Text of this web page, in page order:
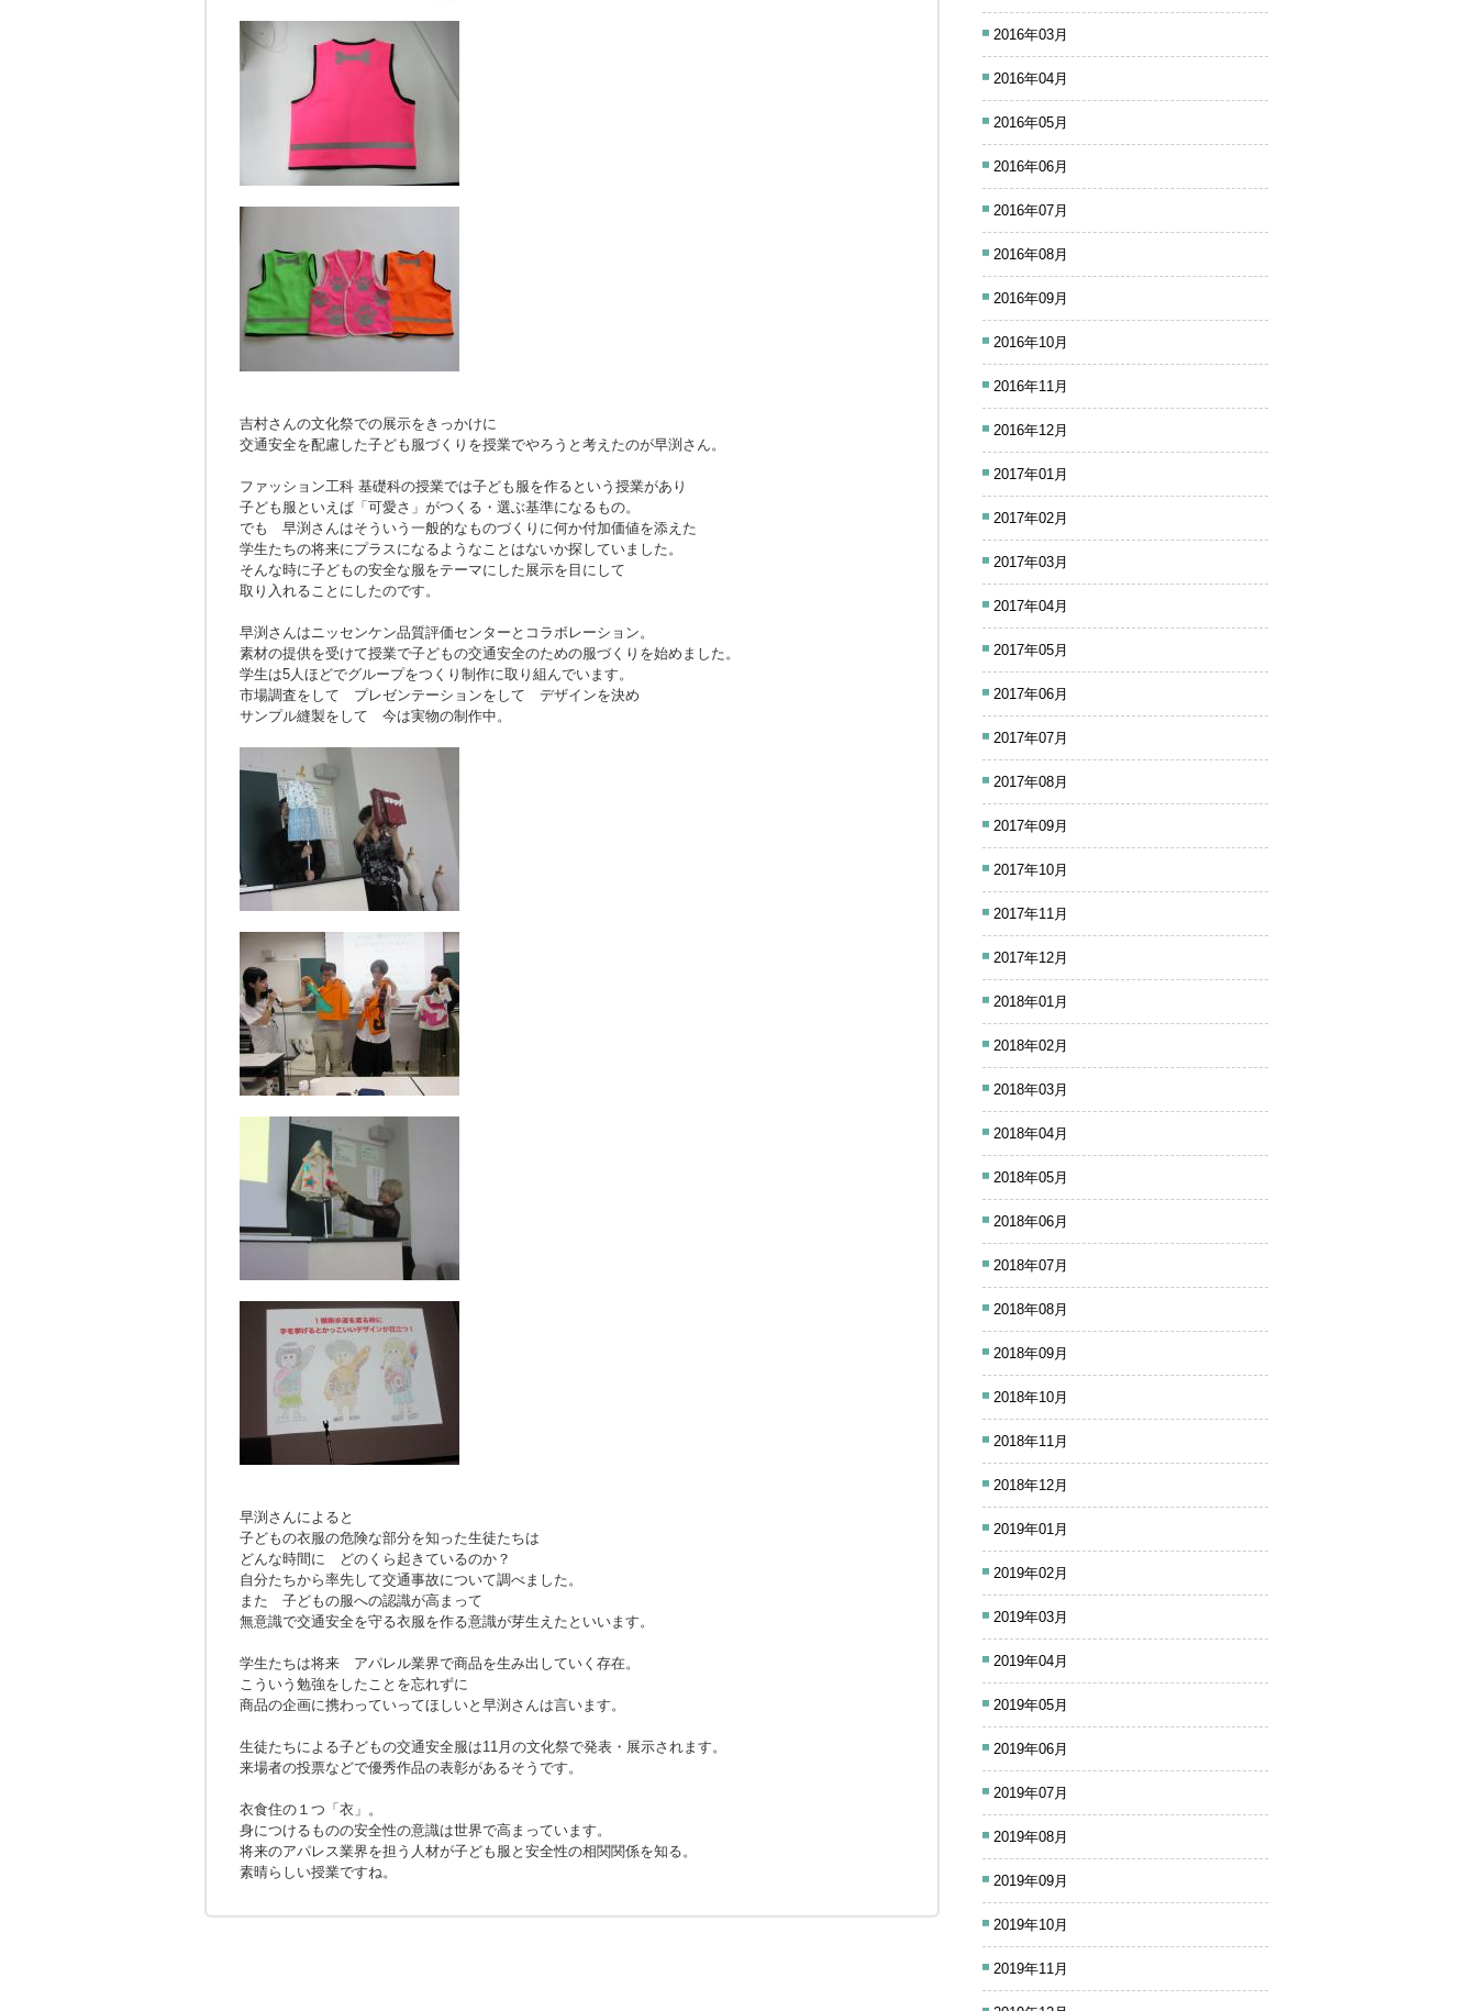
吉村さんの文化祭での展示をきっかけに
交通安全を配慮した子ども服づくりを授業でやろうと考えたのが早渕さん。
ファッション工科 基礎科の授業では子ども服を作るという授業があり
子ども服といえば「可愛さ」がつくる・選ぶ基準になるもの。
でも 早渕さんはそういう一般的なものづくりに何か付加価値を添えた
学生たちの将来にプラスになるようなことはないか探していました。
そんな時に子どもの安全な服をテーマにした展示を目にして
取り入れることにしたのです。
早渕さんはニッセンケン品質評価センターとコラボレーション。
素材の提供を受けて授業で子どもの交通安全のための服づくりを始めました。
学生は5人ほどでグループをつくり制作に取り組んでいます。
市場調査をして プレゼンテーションをして デザインを決め
サンプル縫製をして 今は実物の制作中。
早渕さんによると
子どもの衣服の危険な部分を知った生徒たちは
どんな時間に どのくら起きているのか？
自分たちから率先して交通事故について調べました。
また 子どもの服への認識が高まって
無意識で交通安全を守る衣服を作る意識が芽生えたといいます。
学生たちは将来 アパレル業界で商品を生み出していく存在。
こういう勉強をしたことを忘れずに
商品の企画に携わっていってほしいと早渕さんは言います。
生徒たちによる子どもの交通安全服は11月の文化祭で発表・展示されます。
来場者の投票などで優秀作品の表彰があるそうです。
衣食住の１つ「衣」。
身につけるものの安全性の意識は世界で高まっています。
将来のアパレス業界を担う人材が子ども服と安全性の相関関係を知る。
素晴らしい授業ですね。
2016年03月
2016年04月
2016年05月
2016年06月
2016年07月
2016年08月
2016年09月
2016年10月
2016年11月
2016年12月
2017年01月
2017年02月
2017年03月
2017年04月
2017年05月
2017年06月
2017年07月
2017年08月
2017年09月
2017年10月
2017年11月
2017年12月
2018年01月
2018年02月
2018年03月
2018年04月
2018年05月
2018年06月
2018年07月
2018年08月
2018年09月
2018年10月
2018年11月
2018年12月
2019年01月
2019年02月
2019年03月
2019年04月
2019年05月
2019年06月
2019年07月
2019年08月
2019年09月
2019年10月
2019年11月